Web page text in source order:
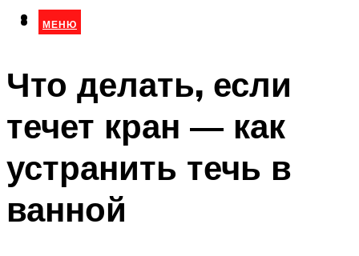
МЕНЮ
МЕНЮ
Что делать, если
течет кран — как
устранить течь в
ванной